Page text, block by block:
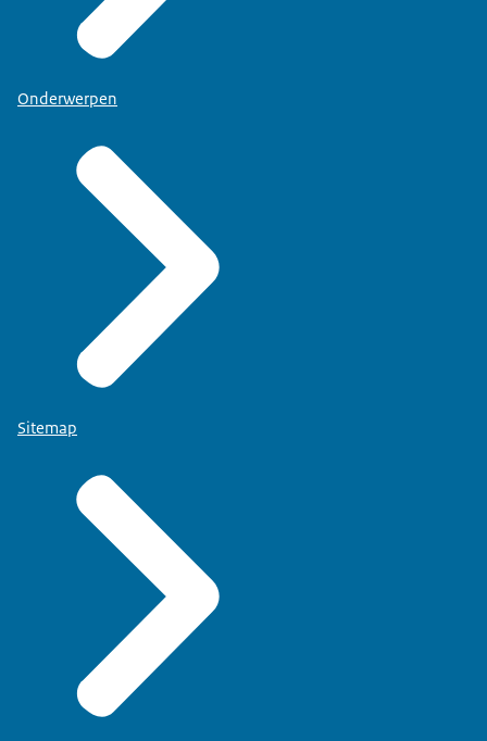
Onderwerpen
Sitemap